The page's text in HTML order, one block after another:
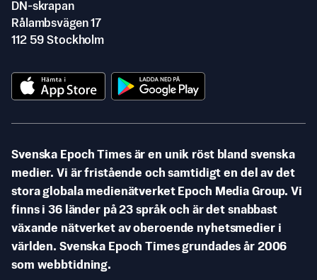
DN-skrapan
Rålambsvägen 17
112 59 Stockholm
Svenska Epoch Times är en unik röst bland svenska
medier. Vi är fristående och samtidigt en del av det
stora globala medienätverket Epoch Media Group. Vi
finns i 36 länder på 23 språk och är det snabbast
växande nätverket av oberoende nyhetsmedier i
världen. Svenska Epoch Times grundades år 2006
som webbtidning.